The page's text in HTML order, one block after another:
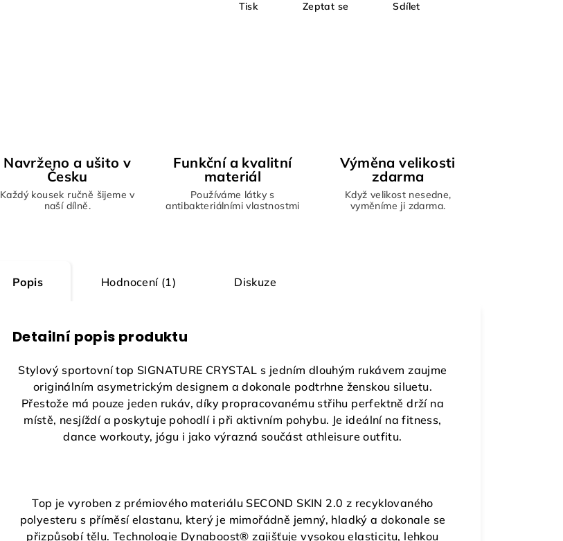
Tisk Zeptat se Sdílet
Navrženo a ušito v
Česku
Každý kousek ručně šijeme v
naší dílně.
Funkční a kvalitní
materiál
Používáme látky s
antibakteriálními vlastnostmi
Výměna velikosti
zdarma
Když velikost nesedne,
vyměníme ji zdarma.
Popis Hodnocení (1) Diskuze
Detailní popis produktu
Stylový sportovní top SIGNATURE CRYSTAL s jedním dlouhým rukávem zaujme
originálním asymetrickým designem a dokonale podtrhne ženskou siluetu.
Přestože má pouze jeden rukáv, díky propracovanému střihu perfektně drží na
místě, nesjíždí a poskytuje pohodlí i při aktivním pohybu. Je ideální na fitness,
dance workouty, jógu i jako výrazná součást athleisure outfitu.
Top je vyroben z prémiového materiálu SECOND SKIN 2.0 z recyklovaného
polyesteru s příměsí elastanu, který je mimořádně jemný, hladký a dokonale se
přizpůsobí tělu. Technologie Dynaboost® zajišťuje vysokou elasticitu, lehkou